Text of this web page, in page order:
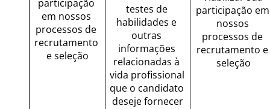
participação
em nossos
processos de
recrutamento
e seleção
testes de
habilidades e
outras
informações
relacionadas à
vida profissional
que o candidato
deseje fornecer
participação em
nossos
processos de
recrutamento e
seleção